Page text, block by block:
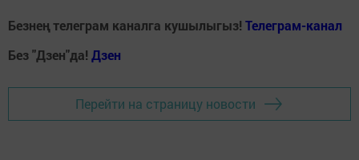
Безнең телеграм каналга кушылыгыз! Телеграм-канал
Без "Дзен"да! Дзен
Перейти на страницу новости